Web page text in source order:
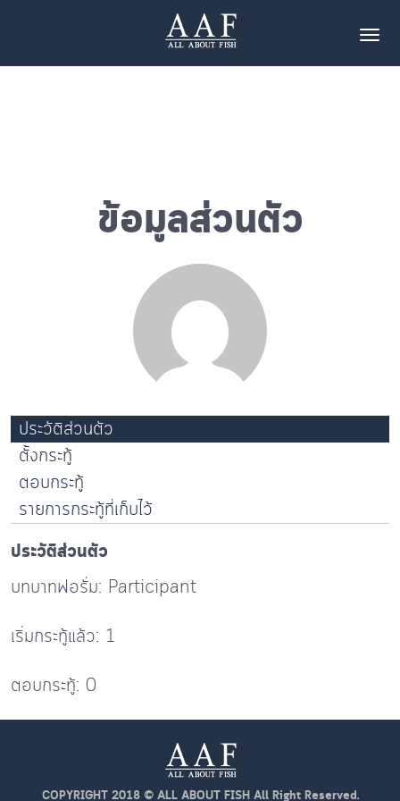
ข้อมูลส่วนตัว
ประวัติส่วนตัว
ตั้งกระทู้
ตอบกระทู้
รายการกระทู้ที่เก็บไว้
ประวัติส่วนตัว
บทบาทฟอรั่ม: Participant
เริ่มกระทู้แล้ว: 1
ตอบกระทู้: 0
COPYRIGHT 2018 © ALL ABOUT FISH All Right Reserved.